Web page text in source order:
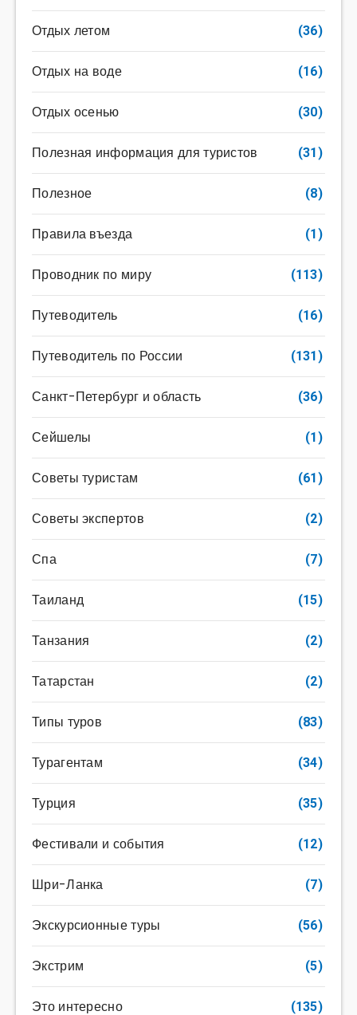
Отдых летом (36)
Отдых на воде (16)
Отдых осенью (30)
Полезная информация для туристов (31)
Полезное (8)
Правила въезда (1)
Проводник по миру (113)
Путеводитель (16)
Путеводитель по России (131)
Санкт-Петербург и область (36)
Сейшелы (1)
Советы туристам (61)
Советы экспертов (2)
Спа (7)
Таиланд (15)
Танзания (2)
Татарстан (2)
Типы туров (83)
Турагентам (34)
Турция (35)
Фестивали и события (12)
Шри-Ланка (7)
Экскурсионные туры (56)
Экстрим (5)
Это интересно (135)